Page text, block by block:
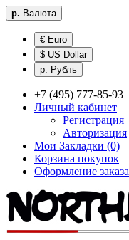
р. Валюта
€ Euro
$ US Dollar
р. Рубль
+7 (495) 777-85-93
Личный кабинет
Регистрация
Авторизация
Мои Закладки (0)
Корзина покупок
Оформление заказа